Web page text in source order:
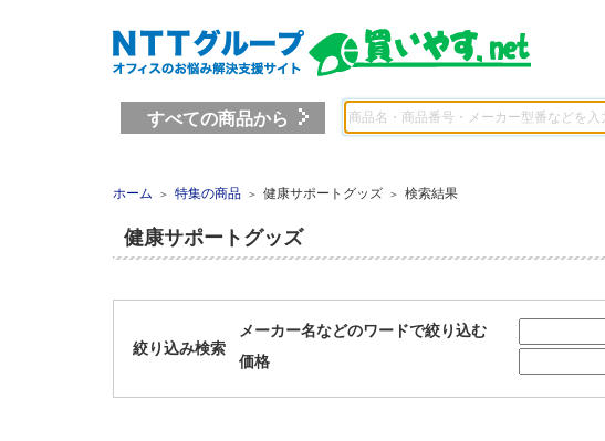
すべての商品から
ホーム ＞ 特集の商品 ＞ 健康サポートグッズ ＞ 検索結果
健康サポートグッズ
絞り込み検索
メーカー名などのワードで絞り込む
価格